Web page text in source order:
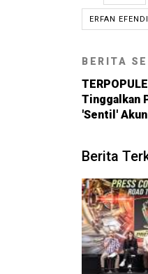
ERFAN EFENDI
BERITA
Tinggalkan
'Sentil'
Berita